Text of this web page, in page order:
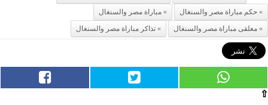
حكم مباراة مصر والسنغال
مباراة مصر والسنغال
معلقى مباراة مصر والسنغال
تذاكر مباراة مصر والسنغال
⇧